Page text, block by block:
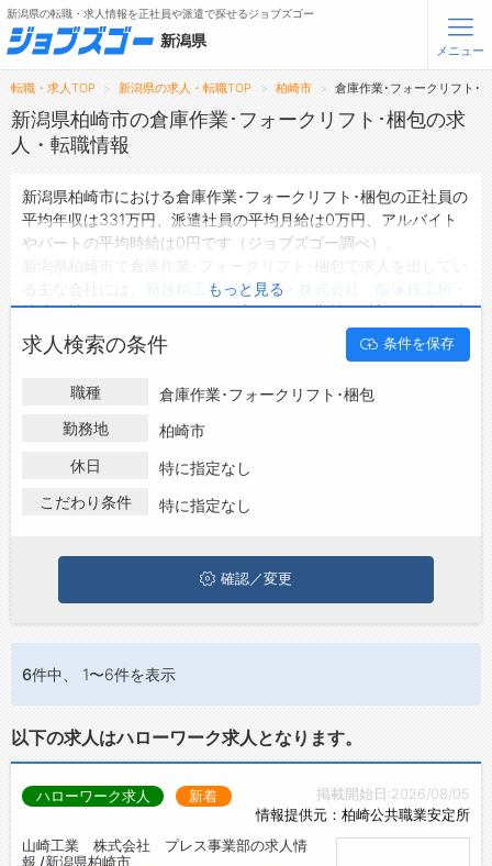
無料会員登録 ログイン
トップ
詳細情報で求人を探す
転職支援サービスについて
転職ノウハウ(応募書類の書き方・面接対策など)
転職・採用コラム
ジョブズゴーについて
お問い合わせ
新潟県の転職・求人情報を正社員や派遣で探せるジョブズゴー
新潟県
メニュー
転職・求人TOP 新潟県の求人・転職TOP 柏崎市 倉庫作業･フォークリフト･
新潟県柏崎市の倉庫作業･フォークリフト･梱包の求
人・転職情報
新潟県柏崎市における倉庫作業･フォークリフト･梱包の正社員の
平均年収は331万円、派遣社員の平均月給は0万円、アルバイト
やパートの平均時給は0円です（ジョブズゴー調べ）。
新越精工 株式会社
株式会社 オグロなどがあり、未経験や短期等ご希望の条件で絞
り込みができます。
新潟県柏崎市の地域密着型の求人サイトであるジョブズゴーでは
新潟県柏崎市の求人情報を4件取り扱っており、そのうち
は2件、 派遣社員の求人 は0件、
アルバイト・パートの求
は0件です。
第二新卒から50代・60代以上の方の再就職も可能です。 新潟県
柏崎市で倉庫作業･フォークリフト･梱包の求人・転職情報を探し
ている方は、ぜひ興味のある職種に応募してみてくださいね。
もっと見る
求人検索の条件 条件を保存
職種
倉庫作業･フォークリフト･梱包
勤務地
柏崎市
休日
特に指定なし
こだわり条件
特に指定なし
確認／変更
6件中、 1〜6件を表示
以下の求人はハローワーク求人となります。
掲載開始日:2026/08/05
情報提供元：柏崎公共職業安定所
ハローワーク求人 新着
山崎工業 株式会社 プレス事業部の求人情
報 /新潟県柏崎市